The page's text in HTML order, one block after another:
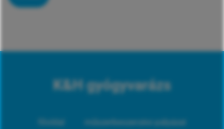
K&H gyógyvarázs
főoldal műszerbeszerzési pályázat